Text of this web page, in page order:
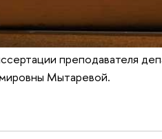
преподавателя
Мытаревой.